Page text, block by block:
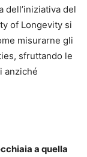
dell’iniziativa del
of Longevity si
misurarne gli
sfruttando le
anziché
a quella